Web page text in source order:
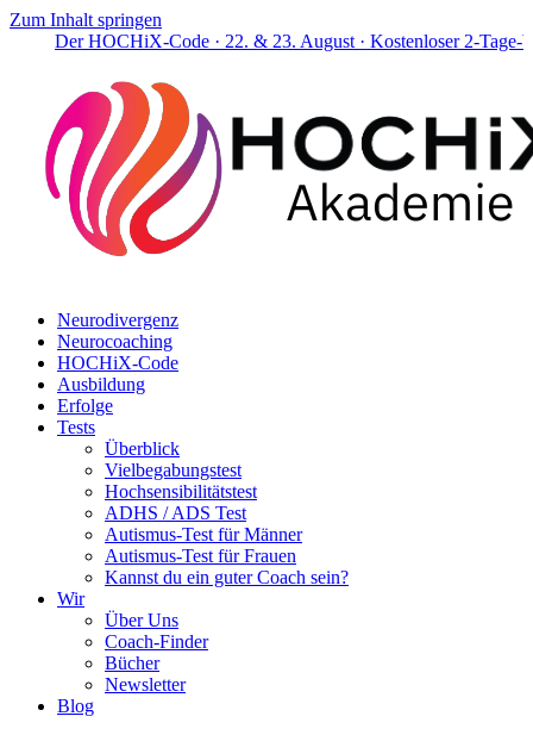
Zum Inhalt springen
Der HOCHiX-Code · 22. & 23. August · Kostenloser 2-Tage-
Neurodivergenz
Neurocoaching
HOCHiX-Code
Ausbildung
Erfolge
Tests
Überblick
Vielbegabungstest
Hochsensibilitätstest
ADHS / ADS Test
Autismus-Test für Männer
Autismus-Test für Frauen
Kannst du ein guter Coach sein?
Wir
Über Uns
Coach-Finder
Bücher
Newsletter
Blog